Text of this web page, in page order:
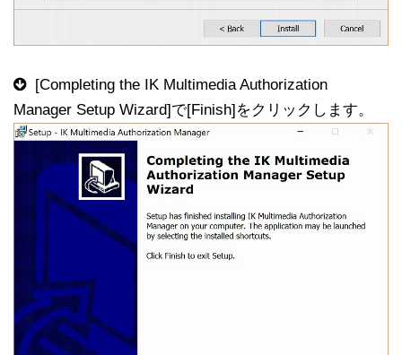
[Completing the IK Multimedia Authorization
Manager Setup Wizard]で[Finish]をクリックします。